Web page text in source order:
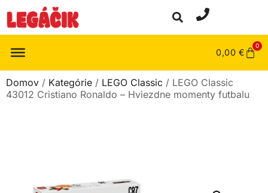
0,00 €
0
Domov / Kategórie / LEGO Classic / LEGO Classic
43012 Cristiano Ronaldo – Hviezdne momenty futbalu